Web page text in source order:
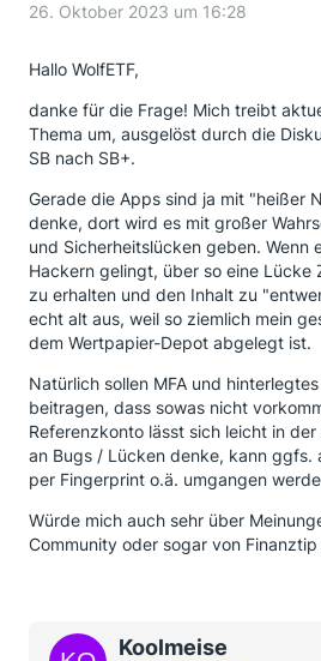
26. Oktober 2023 um 16:28
Hallo WolfETF,
danke für die Frage! Mich treibt
Thema um, ausgelöst durch die
SB nach SB+.
Gerade die Apps sind ja mit "heißer
denke, dort wird es mit großer
und Sicherheitslücken geben. Wenn
Hackern gelingt, über so eine Lücke
zu erhalten und den Inhalt zu
echt alt aus, weil so ziemlich mein
dem Wertpapier-Depot abgelegt ist.
Natürlich sollen MFA und
beitragen, dass sowas nicht
Referenzkonto lässt sich leicht in
an Bugs / Lücken denke, kann ggfs.
per Fingerprint o.ä. umgangen
Würde mich auch sehr über
Community oder sogar von
Koolmeise